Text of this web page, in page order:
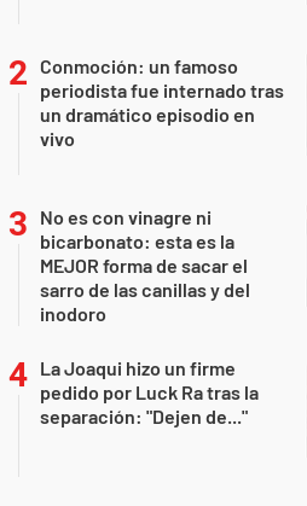
Conmoción: un famoso
periodista fue internado tras
un dramático episodio en
vivo
No es con vinagre ni
bicarbonato: esta es la
MEJOR forma de sacar el
sarro de las canillas y del
inodoro
La Joaqui hizo un firme
pedido por Luck Ra tras la
separación: "Dejen de..."